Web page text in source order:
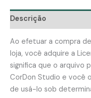
para
pendurar
Apostila
com
modelagem
em
PDF
Descrição
Ao efetuar a compra
loja, você adquire a
significa que o arquivo
CorDon Studio e você
de usá-lo sob